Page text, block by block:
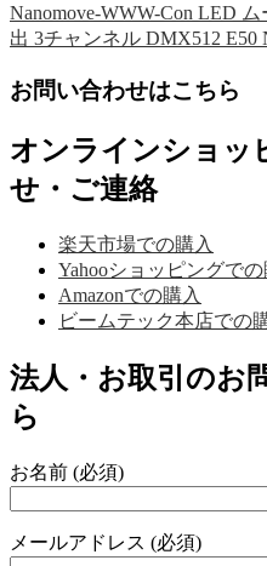
Nanomove-WWW-Con LED
出 3チャンネル DMX512 E50
お問い合わせはこちら
オンラインショッ
せ・ご連絡
楽天市場での購入
Yahooショッピングでの
Amazonでの購入
ビームテック本店での
法人・お取引のお
ら
お名前 (必須)
メールアドレス (必須)